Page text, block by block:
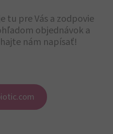
tu pre Vás a zodpovie
objednávok a
nám napísať!